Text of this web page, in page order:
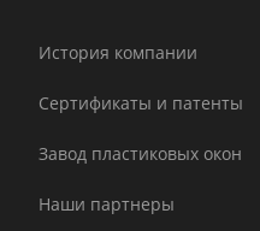
История компании
Сертификаты и патенты
Завод пластиковых окон
Наши партнеры